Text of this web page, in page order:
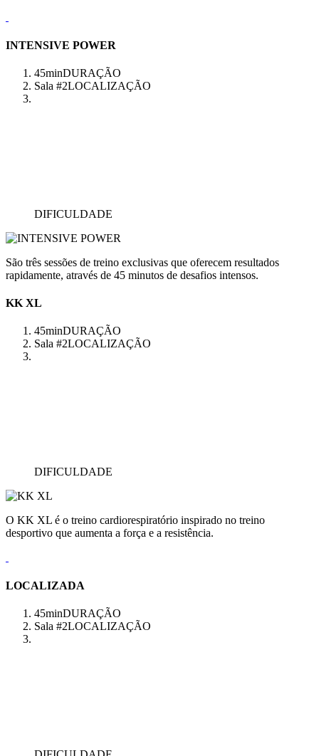
INTENSIVE POWER
45minDURAÇÃO
Sala #2LOCALIZAÇÃO
DIFICULDADE
São três sessões de treino exclusivas que oferecem resultados
rapidamente, através de 45 minutos de desafios intensos.
KK XL
45minDURAÇÃO
Sala #2LOCALIZAÇÃO
DIFICULDADE
O KK XL é o treino cardiorespiratório inspirado no treino
desportivo que aumenta a força e a resistência.
LOCALIZADA
45minDURAÇÃO
Sala #2LOCALIZAÇÃO